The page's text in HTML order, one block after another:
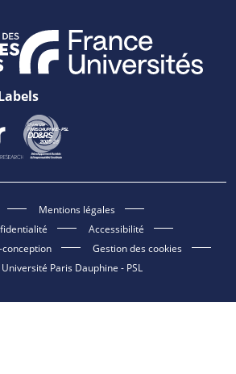
Mentions légales
Accessibilité
conception
Gestion des cookies
Paris Dauphine - PSL